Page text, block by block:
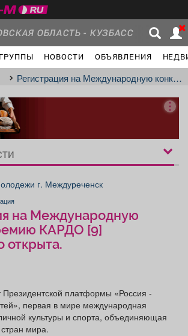
ОБЛАСТЬ - КУЗБАСС
ГРУППЫ НОВОСТИ ОБЪЯВЛЕНИЯ
Группы
Недвижимость Услуги
Транспорт
Регистрация на Международную конкурс-премию КАРДО [9] официально открыта.
г. Междуреченск
на Международную
КАРДО [9]
открыта.
платформы «Россия -
первая в мире международная
культуры и спорта, объединяющая
мира.